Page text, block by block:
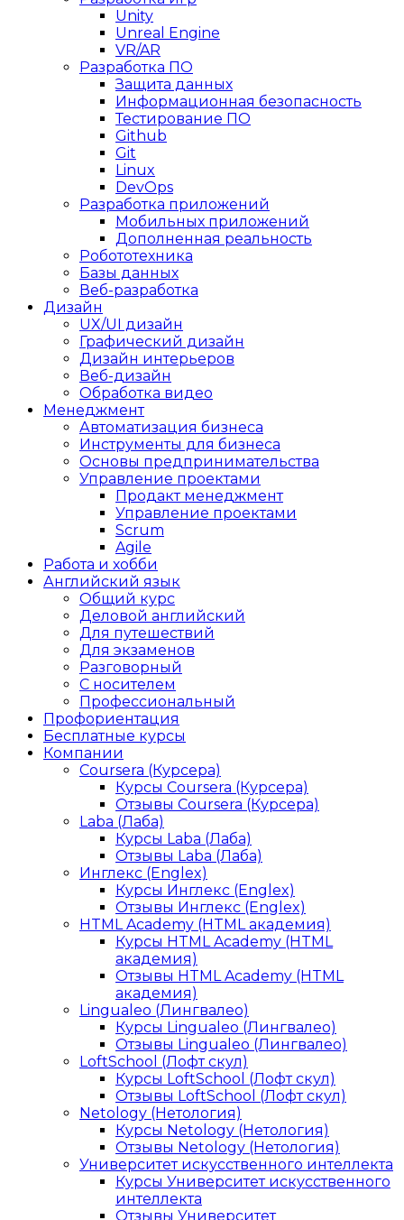
Unity
Unreal Engine
VR/AR
Разработка ПО
Защита данных
Информационная безопасность
Тестирование ПО
Github
Git
Linux
DevOps
Разработка приложений
Мобильных приложений
Дополненная реальность
Робототехника
Базы данных
Веб-разработка
Дизайн
UX/UI дизайн
Графический дизайн
Дизайн интерьеров
Веб-дизайн
Обработка видео
Менеджмент
Автоматизация бизнеса
Инструменты для бизнеса
Основы предпринимательства
Управление проектами
Продакт менеджмент
Управление проектами
Scrum
Agile
Работа и хобби
Английский язык
Общий курс
Деловой английский
Для путешествий
Для экзаменов
Разговорный
С носителем
Профессиональный
Профориентация
Бесплатные курсы
Компании
Coursera (Курсера)
Курсы Coursera (Курсера)
Отзывы Coursera (Курсера)
Laba (Лаба)
Курсы Laba (Лаба)
Отзывы Laba (Лаба)
Инглекс (Englex)
Курсы Инглекс (Englex)
Отзывы Инглекс (Englex)
HTML Academy (HTML академия)
Курсы HTML Academy (HTML
академия)
Отзывы HTML Academy (HTML
академия)
Lingualeo (Лингвалео)
Курсы Lingualeo (Лингвалео)
Отзывы Lingualeo (Лингвалео)
LoftSchool (Лофт скул)
Курсы LoftSchool (Лофт скул)
Отзывы LoftSchool (Лофт скул)
Netology (Нетология)
Курсы Netology (Нетология)
Отзывы Netology (Нетология)
Университет искусственного интеллекта
Курсы Университет искусственного
интеллекта
Отзывы Университет